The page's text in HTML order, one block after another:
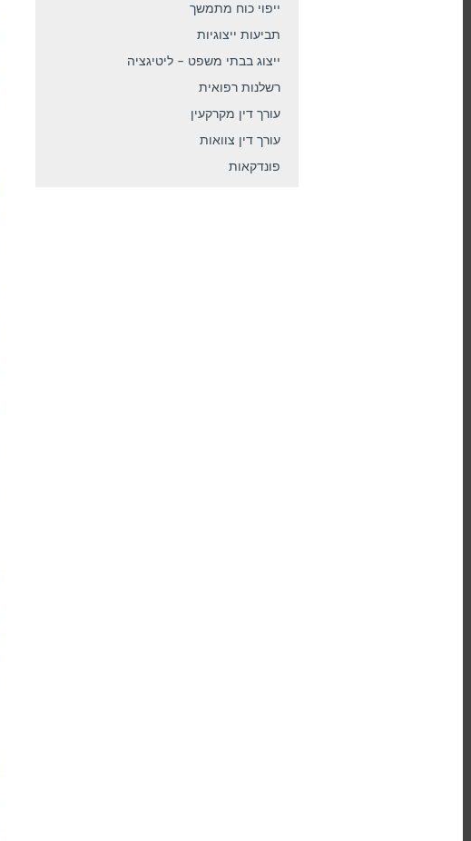
ייפוי כוח מתמשך
תביעות ייצוגיות
ייצוג בבתי משפט – ליטיגציה
רשלנות רפואית
עורך דין מקרקעין
עורך דין צוואות
פונדקאות